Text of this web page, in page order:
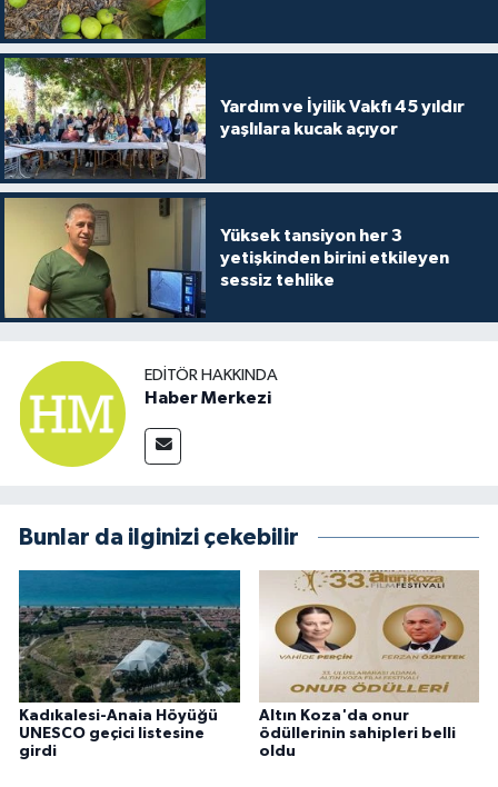
Yardım ve İyilik Vakfı 45 yıldır
yaşlılara kucak açıyor
Yüksek tansiyon her 3
yetişkinden birini etkileyen
sessiz tehlike
EDITÖR HAKKINDA
Haber Merkezi
Bunlar da ilginizi çekebilir
Kadıkalesi-Anaia Höyüğü
UNESCO geçici listesine
girdi
Altın Koza'da onur
ödüllerinin sahipleri belli
oldu